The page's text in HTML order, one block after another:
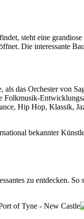
steht eine
Die interessante
das Orchester von
Folkmusik-
Hip Hop, Klassik,
bekannter
zu entdecken.